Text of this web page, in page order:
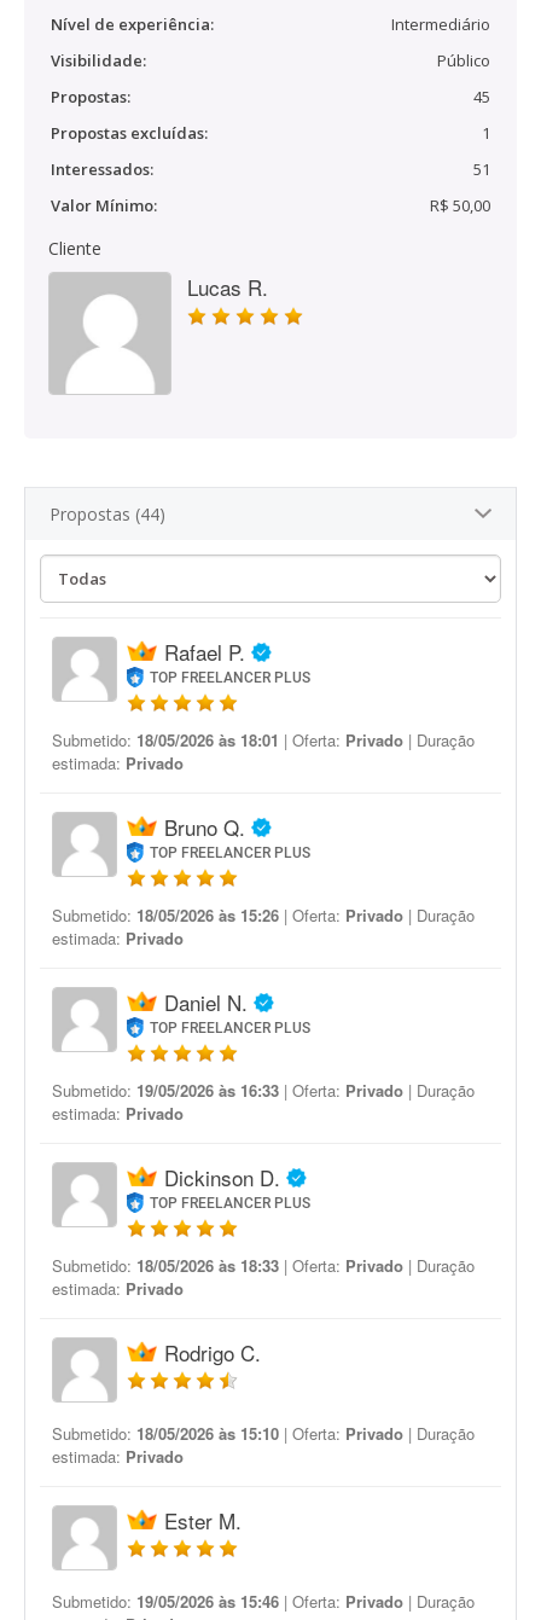
Nível de experiência:
Intermediário
Visibilidade:
Público
Propostas:
45
Propostas excluídas:
1
Interessados:
51
Valor Mínimo:
R$ 50,00
Cliente
Lucas R.
Propostas (44)
Rafael P.
TOP FREELANCER PLUS
Submetido: 18/05/2026 às 18:01 | Oferta: Privado | Duração
estimada: Privado
Bruno Q.
TOP FREELANCER PLUS
Submetido: 18/05/2026 às 15:26 | Oferta: Privado | Duração
estimada: Privado
Daniel N.
TOP FREELANCER PLUS
Submetido: 19/05/2026 às 16:33 | Oferta: Privado | Duração
estimada: Privado
Dickinson D.
TOP FREELANCER PLUS
Submetido: 18/05/2026 às 18:33 | Oferta: Privado | Duração
estimada: Privado
Rodrigo C.
Submetido: 18/05/2026 às 15:10 | Oferta: Privado | Duração
estimada: Privado
Ester M.
Submetido: 19/05/2026 às 15:46 | Oferta: Privado | Duração